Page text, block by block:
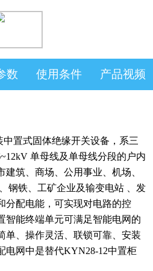
数 使用条件 产品视频
置式固体绝缘开关设备，系三
单母线及单母线分段的户内
筑、商场、公用事业、机场、
钢铁、工矿企业及输变电站 、发
分配电能，可实现对电路的控
智能终端单元可满足智能电网的
单、操作灵活、联锁可靠、安装
电网中是替代KYN28-12中置柜